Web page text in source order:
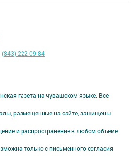
газета на чувашском языке. Все
размещенные на сайте, защищены
и распространение в любом объеме
только с письменного согласия
(843) 222 09 84